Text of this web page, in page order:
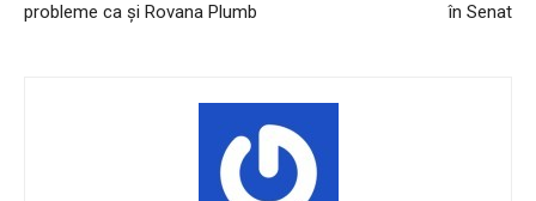
probleme ca și Rovana Plumb
în Senat